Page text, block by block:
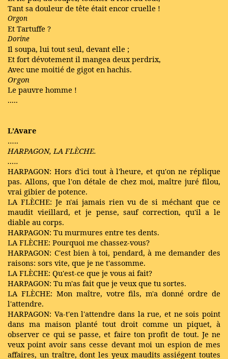
Tant sa douleur de tête était encor cruelle !
Orgon
Et Tartuffe ?
Dorine
Il soupa, lui tout seul, devant elle ;
Et fort dévotement il mangea deux perdrix,
Avec une moitié de gigot en hachis.
Orgon
Le pauvre homme !
.....
L’Avare
…..
HARPAGON, LA FLÈCHE.
…..
HARPAGON: Hors d'ici tout à l'heure, et qu'on ne réplique
pas. Allons, que l'on détale de chez moi, maître juré filou,
vrai gibier de potence.
LA FLÈCHE: Je n'ai jamais rien vu de si méchant que ce
maudit vieillard, et je pense, sauf correction, qu'il a le
diable au corps.
HARPAGON: Tu murmures entre tes dents.
LA FLÈCHE: Pourquoi me chassez-vous?
HARPAGON: C'est bien à toi, pendard, à me demander des
raisons: sors vite, que je ne t'assomme.
LA FLÈCHE: Qu'est-ce que je vous ai fait?
HARPAGON: Tu m'as fait que je veux que tu sortes.
LA FLÈCHE: Mon maître, votre fils, m'a donné ordre de
l'attendre.
HARPAGON: Va-t'en l'attendre dans la rue, et ne sois point
dans ma maison planté tout droit comme un piquet, à
observer ce qui se passe, et faire ton profit de tout. Je ne
veux point avoir sans cesse devant moi un espion de mes
affaires, un traître, dont les yeux maudits assiégent toutes